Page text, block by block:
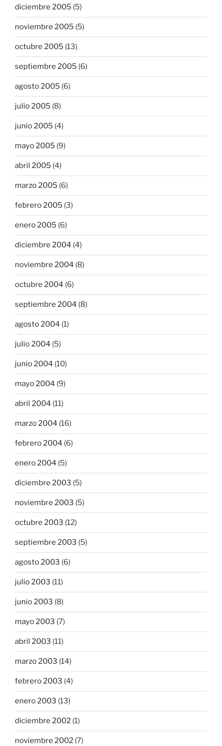
diciembre 2005 (5)
noviembre 2005 (5)
octubre 2005 (13)
septiembre 2005 (6)
agosto 2005 (6)
julio 2005 (8)
junio 2005 (4)
mayo 2005 (9)
abril 2005 (4)
marzo 2005 (6)
febrero 2005 (3)
enero 2005 (6)
diciembre 2004 (4)
noviembre 2004 (8)
octubre 2004 (6)
septiembre 2004 (8)
agosto 2004 (1)
julio 2004 (5)
junio 2004 (10)
mayo 2004 (9)
abril 2004 (11)
marzo 2004 (16)
febrero 2004 (6)
enero 2004 (5)
diciembre 2003 (5)
noviembre 2003 (5)
octubre 2003 (12)
septiembre 2003 (5)
agosto 2003 (6)
julio 2003 (11)
junio 2003 (8)
mayo 2003 (7)
abril 2003 (11)
marzo 2003 (14)
febrero 2003 (4)
enero 2003 (13)
diciembre 2002 (1)
noviembre 2002 (7)